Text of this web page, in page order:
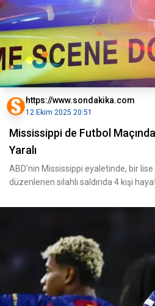
https://www.sondakika.com
12 Ekim 2025 20:51
Mississippi de Futbol Maçında
Yaralı
ABD'nin Mississippi eyaletinde, bir lise
düzenlenen silahlı saldırıda 4 kişi